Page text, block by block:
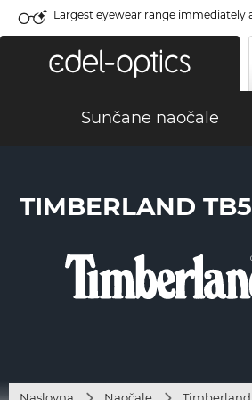
Largest eyewear range immediately
Sunčane naočale
TIMBERLAND